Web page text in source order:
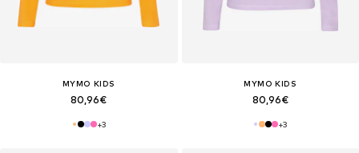
MYMO KIDS
80,96€
+3
MYMO KIDS
80,96€
+3